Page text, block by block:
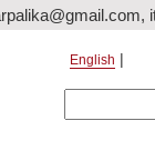
English